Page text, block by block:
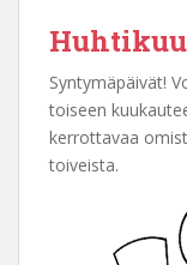
Huhtikuu
Syntymäpäivät!
toiseen
kerrottavaa
toiveista.